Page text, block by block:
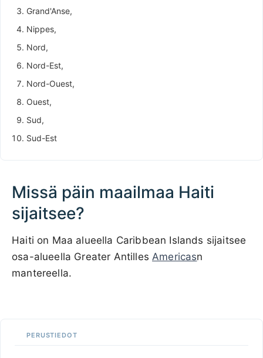
Grand'Anse,
Nippes,
Nord,
Nord-Est,
Nord-Ouest,
Ouest,
Sud,
Sud-Est
Missä päin maailmaa Haiti
sijaitsee?
Haiti on Maa alueella Caribbean Islands sijaitsee
osa-alueella Greater Antilles Americasn
mantereella.
PERUSTIEDOT